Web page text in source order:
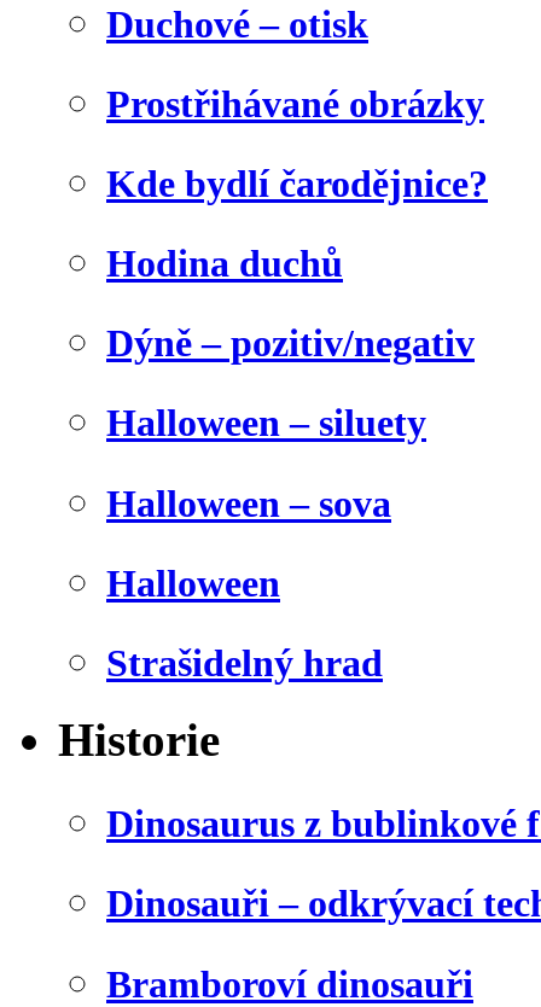
Duchové – otisk
Prostřihávané obrázky
Kde bydlí čarodějnice?
Hodina duchů
Dýně – pozitiv/negativ
Halloween – siluety
Halloween – sova
Halloween
Strašidelný hrad
Historie
Dinosaurus z bublinkové
Dinosauři – odkrývací
Bramboroví dinosauři